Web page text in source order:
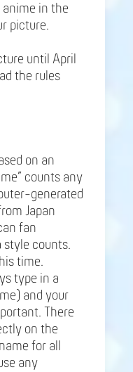
anime in the
picture.
until April
the rules
on an
counts any
generated
Japan
fan
counts.
time.
type in a
and your
There
on the
for all
any